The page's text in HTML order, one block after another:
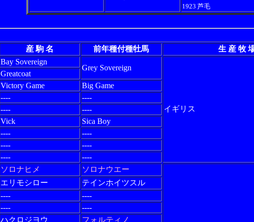
1923 芦毛
産 駒 名 前年種付種牡馬
生 産 牧
Bay Sovereign
Grey Sovereign
イギリス
Greatcoat
Victory Game
Big Game
----
----
----
----
Vick
Sica Boy
----
----
----
----
----
----
ソロナヒメ
ソロナウエー
エリモシロー
テインホイツスル
----
----
----
----
ハクロジヨウ フォルティノ